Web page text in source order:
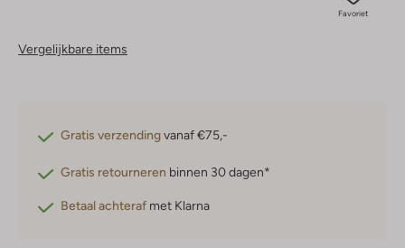
Favoriet
Vergelijkbare items
Gratis verzendingvanaf €75,-
Gratis retourneren binnen 30 dagen*
Betaal achteraf met Klarna